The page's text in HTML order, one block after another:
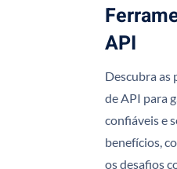
API
Descubra as
de API para
confiáveis e
benefícios,
os desafios